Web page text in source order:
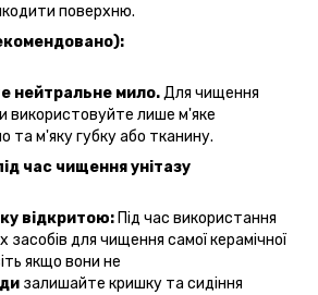
поверхню.
нейтральне мило.Для чищення
використовуйте лише м'яке
та м'яку губку або тканину.
час чищення унітазу
відкритою: Під час використання
для чищення самої керамічної
якщо вони не
залишайте кришку та сидіння